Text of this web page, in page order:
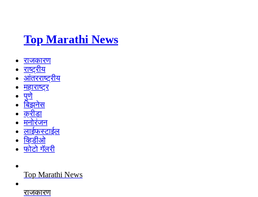
Top Marathi News
राजकारण
राष्ट्रीय
आंतरराष्ट्रीय
महाराष्ट्र
पुणे
बिझनेस
क्रीडा
मनोरंजन
लाईफस्टाईल
व्हिडीओ
फोटो गॅलरी
Top Marathi News
राजकारण